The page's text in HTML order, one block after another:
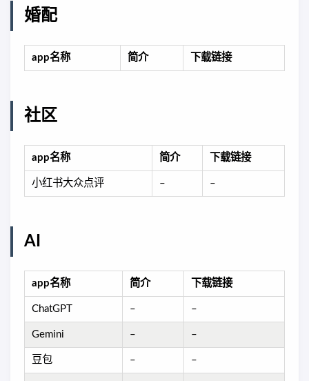
婚配
app名称 简介 下载链接
社区
app名称 简介 下载链接
小红书大众点评 – –
AI
app名称 简介 下载链接
ChatGPT – –
Gemini – –
豆包 – –